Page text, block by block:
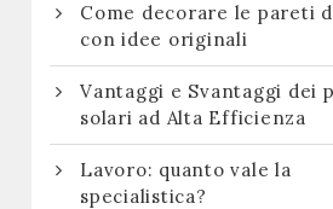
Come decorare le pareti
con idee originali
Vantaggi e Svantaggi dei
solari ad Alta Efficienza
Lavoro: quanto vale la
specialistica?